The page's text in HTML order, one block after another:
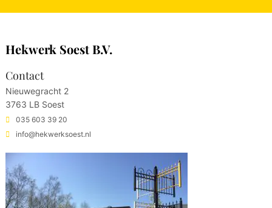
Hekwerk Soest B.V.
Contact
Nieuwegracht 2
3763 LB Soest
035 603 39 20
info@hekwerksoest.nl